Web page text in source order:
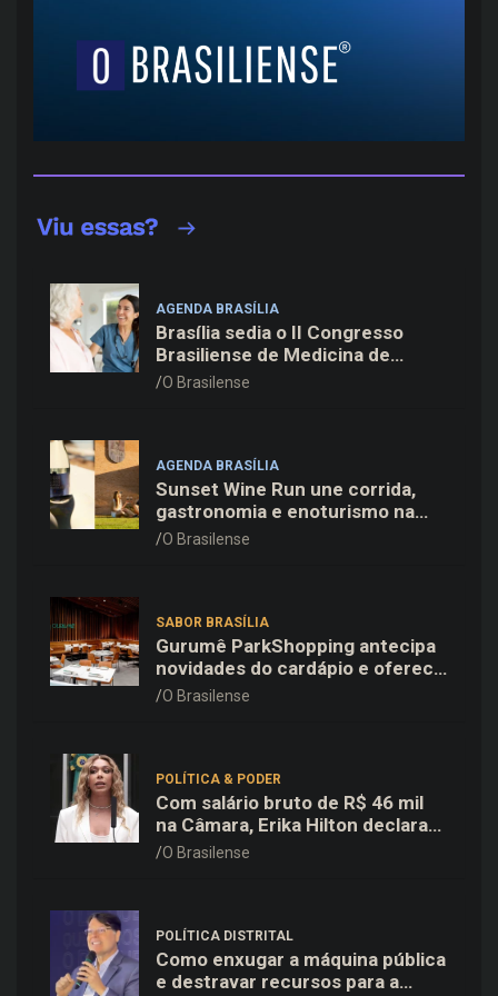
AGENDA BRASÍLIA
Brasília sedia o II Congresso
Brasiliense de Medicina de
Família e Comunidade na Fiocruz
O Brasilense
AGENDA BRASÍLIA
Sunset Wine Run une corrida,
gastronomia e enoturismo na
Vinícola Brasília
O Brasilense
SABOR BRASÍLIA
Gurumê ParkShopping antecipa
novidades do cardápio e oferece
25% de desconto no delivery
O Brasilense
POLÍTICA & PODER
Com salário bruto de R$ 46 mil
na Câmara, Erika Hilton declara
patrimônio de R$ 15,9 mil ao TSE
O Brasilense
POLÍTICA DISTRITAL
Como enxugar a máquina pública
e destravar recursos para a